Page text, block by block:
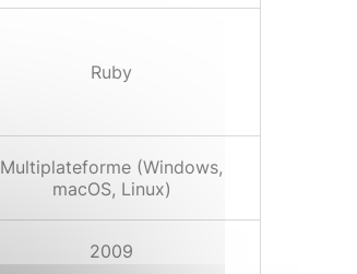
Ruby
Multiplateforme (Windows,
macOS, Linux)
2009